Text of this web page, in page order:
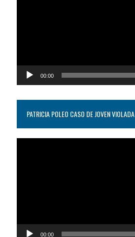
00:00
PATRICIA POLEO CASO DE JOVEN VIOLADA
00:00